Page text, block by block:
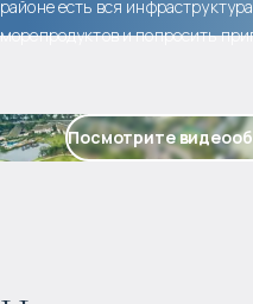
районе есть вся
морепродуктов и попросить
Посмотрите